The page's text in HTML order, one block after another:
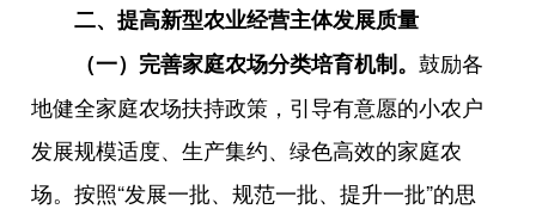
二、提高新型农业经营主体发展质量
（一）完善家庭农场分类培育机制。鼓励各
地健全家庭农场扶持政策，引导有意愿的小农户
发展规模适度、生产集约、绿色高效的家庭农
场。按照“发展一批、规范一批、提升一批”的思